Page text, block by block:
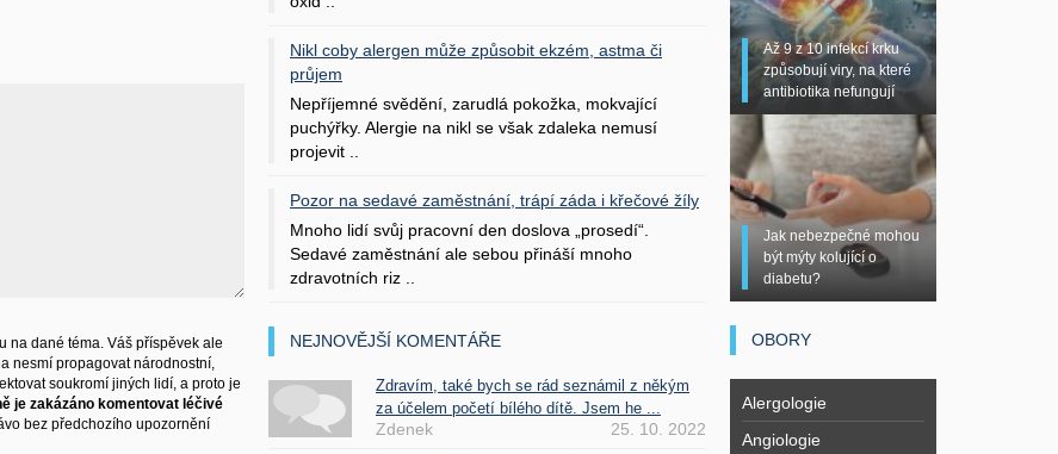
na dané téma. Váš příspěvek ale
nesmí propagovat národnostní,
soukromí jiných lidí, a proto je
je zakázáno komentovat léčivé
bez předchozího upozornění
Nikl coby alergen může způsobit ekzém, astma či
průjem
Nepříjemné svědění, zarudlá pokožka, mokvající
puchýřky. Alergie na nikl se však zdaleka nemusí
projevit ..
Pozor na sedavé zaměstnání, trápí záda i křečové žíly
Mnoho lidí svůj pracovní den doslova „prosedí“.
Sedavé zaměstnání ale sebou přináší mnoho
zdravotních riz ..
NEJNOVĚJŠÍ KOMENTÁŘE
Zdravím, také bych se rád seznámil z někým
za účelem početí bílého dítě. Jsem he ...
Zdenek 25. 10. 2022
Až 9 z 10 infekcí krku
způsobují viry, na které
antibiotika nefungují
Jak nebezpečné mohou
být mýty kolující o
diabetu?
OBORY
Alergologie
Angiologie